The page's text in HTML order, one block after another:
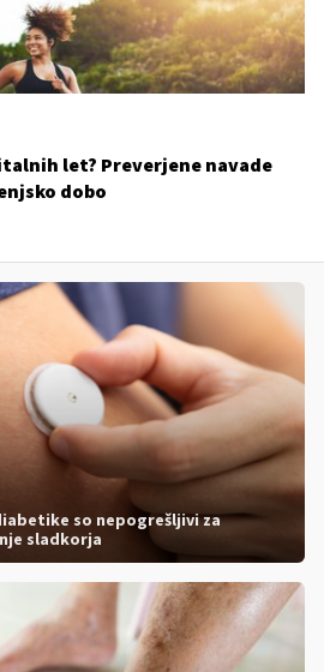
let? Preverjene navade
dobo
so nepogrešljivi za
sladkorja